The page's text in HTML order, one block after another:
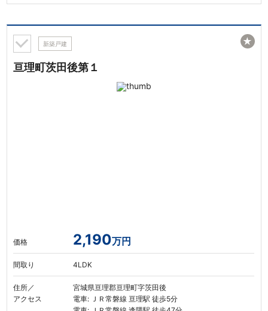
新築戸建
亘理町茨田後第１
価格 2,190万円
間取り 4LDK
住所／
アクセス
宮城県亘理郡亘理町字茨田後
電車: ＪＲ常磐線 亘理駅 徒歩5分
★